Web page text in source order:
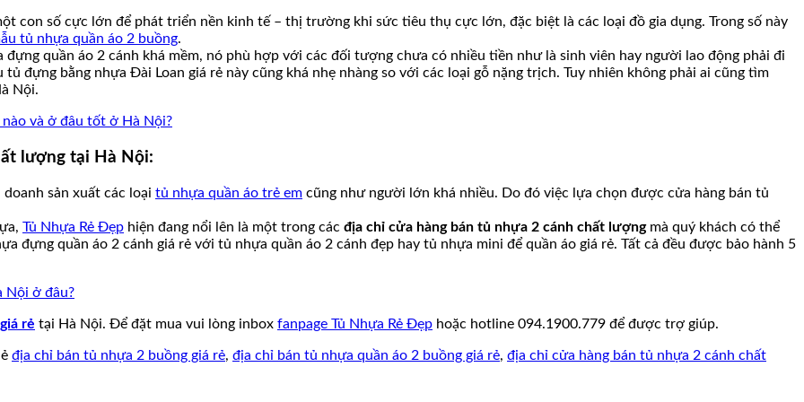
con số cực lớn để phát triển nền kinh tế – thị trường khi sức tiêu thụ cực lớn, đặc biệt là các loại đồ gia dụng. Trong số này
tủ nhựa quần áo 2 buồng.
quần áo 2 cánh khá mềm, nó phù hợp với các đối tượng chưa có nhiều tiền như là sinh viên hay người lao động phải đi
đựng bằng nhựa Đài Loan giá rẻ này cũng khá nhẹ nhàng so với các loại gỗ nặng trịch. Tuy nhiên không phải ai cũng tìm
Nội.
và ở đâu tốt ở Hà Nội?
lượng tại Hà Nội:
sản xuất các loại tủ nhựa quần áo trẻ em cũng như người lớn khá nhiều. Do đó việc lựa chọn được cửa hàng bán tủ
Tủ Nhựa Rẻ Đẹp hiện đang nổi lên là một trong các địa chỉ cửa hàng bán tủ nhựa 2 cánh chất lượngmà quý khách có thể
đựng quần áo 2 cánh giá rẻ với tủ nhựa quần áo 2 cánh đẹp hay tủ nhựa mini để quần áo giá rẻ. Tất cả đều được bảo hành 5
Nội ở đâu?
rẻ tại Hà Nội. Để đặt mua vui lòng inbox fanpage Tủ Nhựa Rẻ Đẹp hoặc hotline 094.1900.779 để được trợ giúp.
địa chỉ bán tủ nhựa 2 buồng giá rẻ, địa chỉ bán tủ nhựa quần áo 2 buồng giá rẻ, địa chỉ cửa hàng bán tủ nhựa 2 cánh chất